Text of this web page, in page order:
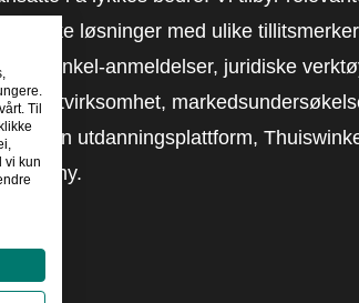
praktiske løsninger med ulike
anmeldelser, juridiske
egen utdanningsplattform,
Til
vi kun